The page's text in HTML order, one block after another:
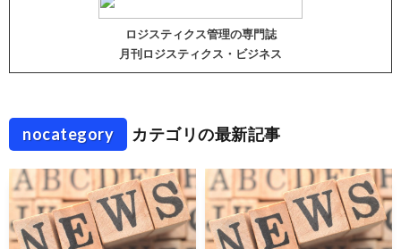
ロジスティクス管理の専門誌
月刊ロジスティクス・ビジネス
nocategory カテゴリの最新記事